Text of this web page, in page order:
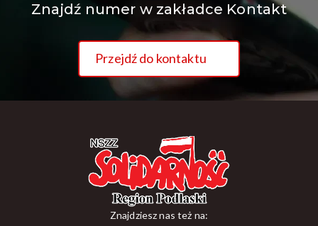
Znajdź numer w zakładce Kontakt
Przejdź do kontaktu
Znajdziesz nas też na: